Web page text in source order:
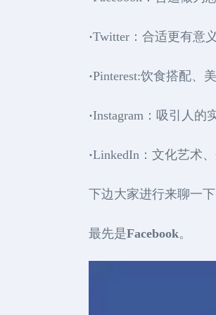
·Twitter：合适更有意
·Pinterest:饮食搭配、
·Instagram：吸引人的
·LinkedIn：文化艺术
下边大家进行来聊一下
最先是Facebook。